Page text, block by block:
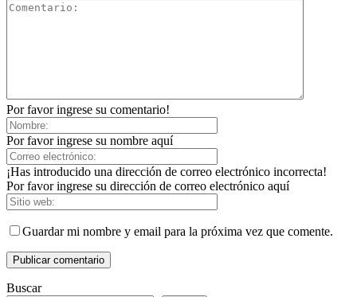
Por favor ingrese su comentario!
Por favor ingrese su nombre aquí
¡Has introducido una dirección de correo electrónico incorrecta!
Por favor ingrese su dirección de correo electrónico aquí
Guardar mi nombre y email para la próxima vez que comente.
Buscar